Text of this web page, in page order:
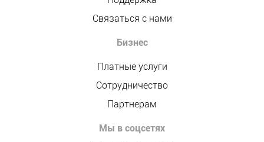
Связаться с нами
Бизнес
Платные услуги
Сотрудничество
Партнерам
Мы в соцсетях